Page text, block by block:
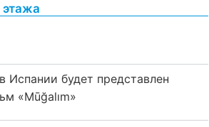
этажа
Испании будет представлен
«Mūğalım»